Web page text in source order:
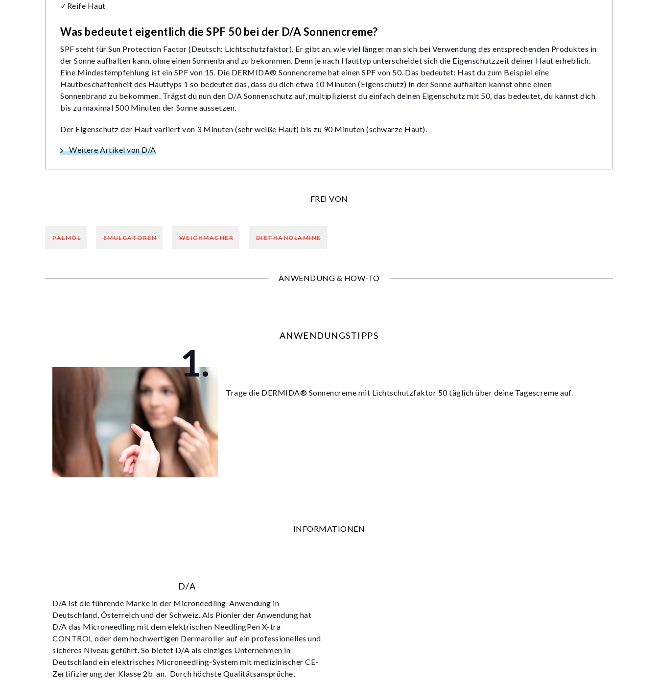
✓Reife Haut
Was bedeutet eigentlich die SPF 50 bei der D/A Sonnencreme?
SPF steht für Sun Protection Factor (Deutsch: Lichtschutzfaktor). Er gibt an, wie viel länger man sich bei Verwendung des entsprechenden Produktes in
der Sonne aufhalten kann, ohne einen Sonnenbrand zu bekommen. Denn je nach Hauttyp unterscheidet sich die Eigenschutzzeit deiner Haut erheblich.
Eine Mindestempfehlung ist ein SPF von 15. Die DERMIDA® Sonnencreme hat einen SPF von 50. Das bedeutet: Hast du zum Beispiel eine
Hautbeschaffenheit des Hauttyps 1 so bedeutet das, dass du dich etwa 10 Minuten (Eigenschutz) in der Sonne aufhalten kannst ohne einen
Sonnenbrand zu bekommen. Trägst du nun den D/A Sonnenschutz auf, multiplizierst du einfach deinen Eigenschutz mit 50, das bedeutet, du kannst dich
bis zu maximal 500 Minuten der Sonne aussetzen.
Der Eigenschutz der Haut variiert von 3 Minuten (sehr weiße Haut) bis zu 90 Minuten (schwarze Haut).
Weitere Artikel von D/A
FREI VON
PALMÖL EMULGATOREN WEICHMACHER DIETHANOLAMINE
ANWENDUNG & HOW-TO
ANWENDUNGSTIPPS
Trage die DERMIDA® Sonnencreme mit Lichtschutzfaktor 50 täglich über deine Tagescreme auf.
INFORMATIONEN
D/A
D/A ist die führende Marke in der Microneedling-Anwendung in
Deutschland, Österreich und der Schweiz. Als Pionier der Anwendung hat
D/A das Microneedling mit dem elektrischen NeedlingPen X-tra
CONTROL oder dem hochwertigen Dermaroller auf ein professionelles und
sicheres Niveau geführt. So bietet D/A als einziges Unternehmen in
Deutschland ein elektrisches Microneedling-System mit medizinischer CE-
Zertifizierung der Klasse 2b an. Durch höchste Qualitätsansprüche,